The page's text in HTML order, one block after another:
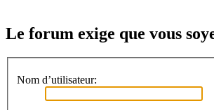
Le forum exige que vous
Nom d’utilisateur: